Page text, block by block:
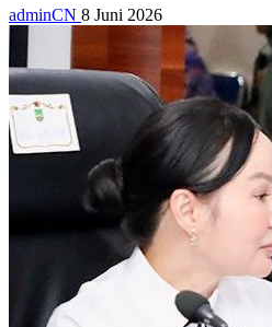
adminCN 8 Juni 2026